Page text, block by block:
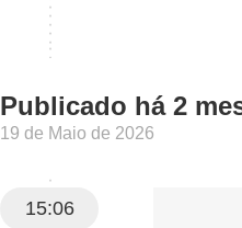
Publicado há 2
19 de Maio de 2026
15:06